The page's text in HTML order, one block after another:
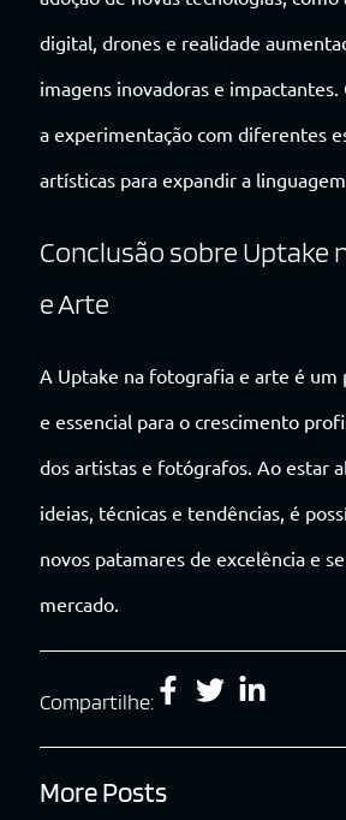
digital, drones e realidade
imagens inovadoras e
a experimentação com diferentes
artísticas para expandir a
Conclusão sobre Uptake
e Arte
A Uptake na fotografia e arte é um
e essencial para o crescimento
dos artistas e fotógrafos. Ao estar
ideias, técnicas e tendências, é
novos patamares de excelência e
mercado.
Compartilhe:
More Posts